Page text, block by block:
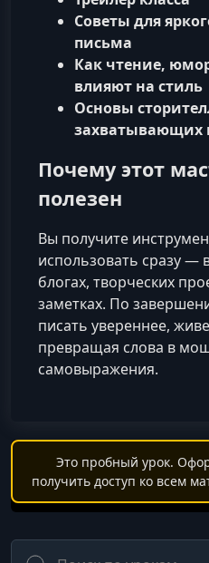
Советы для
письма
Как чтение,
влияют на стиль
Основы
захватывающих
Почему этот
полезен
Вы получите
использовать сразу —
блогах, творческих
заметках. По
писать увереннее,
превращая слова в
самовыражения.
Это пробный урок.
получить доступ ко всем
Поиск